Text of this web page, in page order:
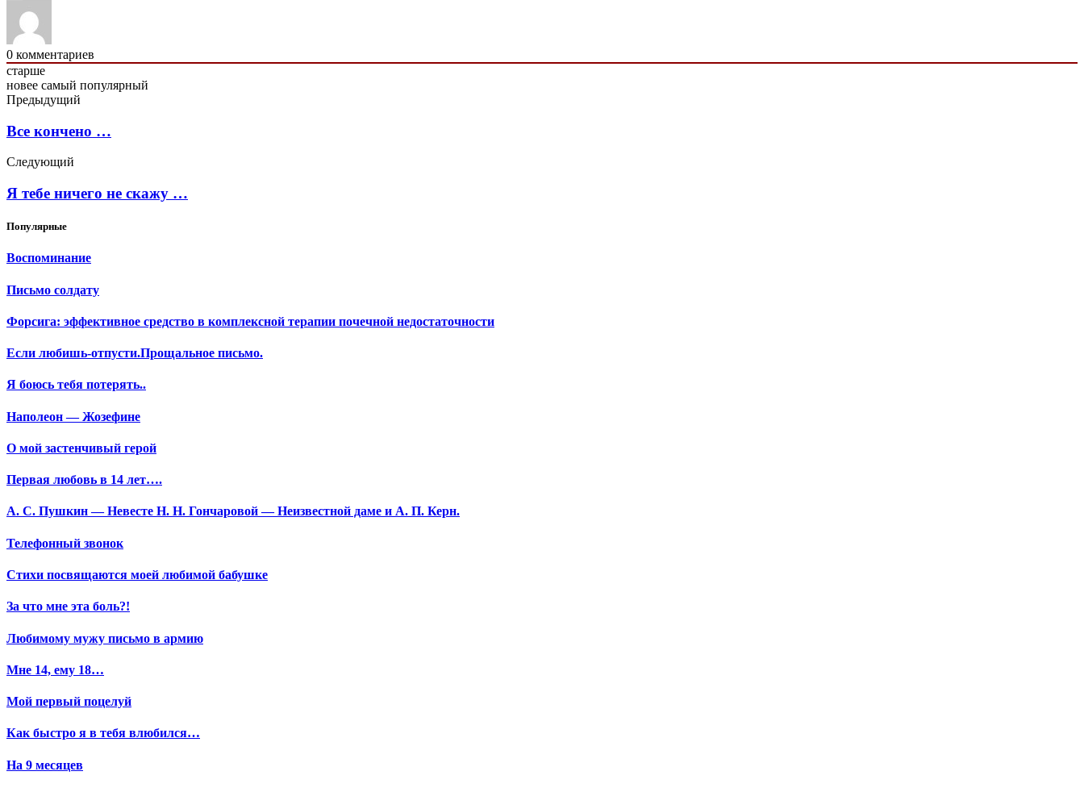
0 комментариев
старше
новее самый популярный
Предыдущий
Все кончено …
Следующий
Я тебе ничего не скажу …
Популярные
Воспоминание
Письмо солдату
Форсига: эффективное средство в комплексной терапии почечной недостаточности
Если любишь-отпусти.Прощальное письмо.
Я боюсь тебя потерять..
Наполеон — Жозефине
О мой застенчивый герой
Первая любовь в 14 лет….
А. С. Пушкин — Невесте Н. Н. Гончаровой — Неизвестной даме и А. П. Керн.
Телефонный звонок
Стихи посвящаются моей любимой бабушке
За что мне эта боль?!
Любимому мужу письмо в армию
Мне 14, ему 18…
Мой первый поцелуй
Как быстро я в тебя влюбился…
На 9 месяцев